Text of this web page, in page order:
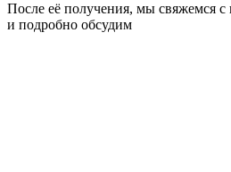
После её получения, мы свяжемся
и подробно обсудим